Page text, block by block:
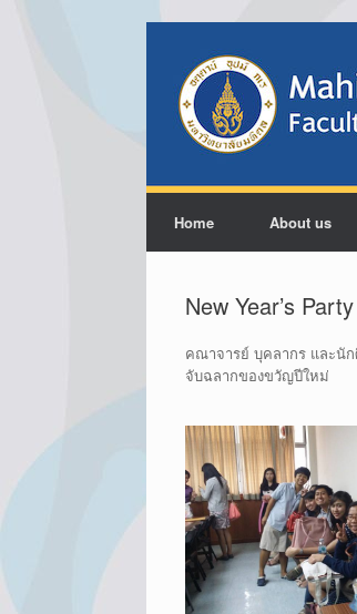
Home About us
New Year’s
คณาจารย์ บุคลากร และนั
จับฉลากของขวัญปีใหม่